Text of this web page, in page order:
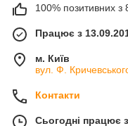
100% позитивних з 8
Працює з
м. Київ
вул. Ф.
Контакти
Сьогодні працює